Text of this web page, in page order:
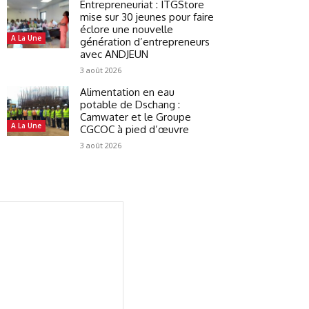
A La Une
Entrepreneuriat : ITGStore
mise sur 30 jeunes pour faire
éclore une nouvelle
génération d’entrepreneurs
avec ANDJEUN
3 août 2026
A La Une
Alimentation en eau
potable de Dschang :
Camwater et le Groupe
CGCOC à pied d’œuvre
3 août 2026